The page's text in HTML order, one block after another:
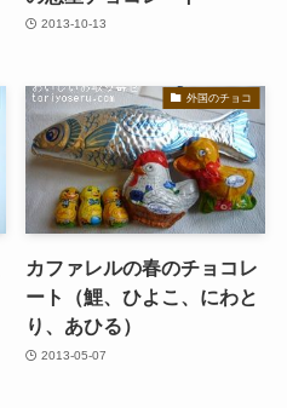
2013-10-13
外国のチョコ
カファレルの春のチョコレ
ート（鯉、ひよこ、にわと
り、あひる）
2013-05-07